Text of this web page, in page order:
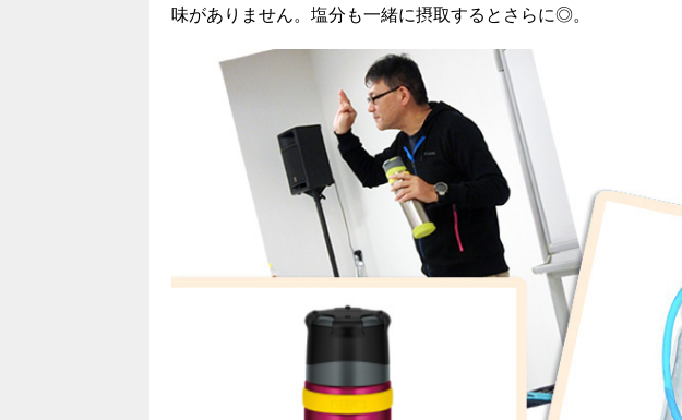
味がありません。塩分も一緒に摂取するとさらに◎。